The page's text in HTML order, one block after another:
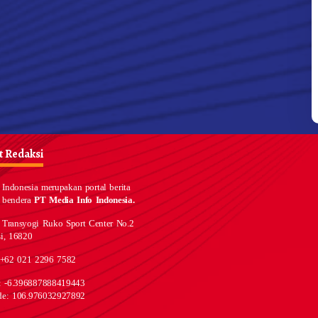
Redaksi
Indonesia merupakan portal berita
benderaPT Media Info Indonesia.
Ruko Sport Center No.2
16820
021 2296 7582
-6.396887888419443
106.976032927892